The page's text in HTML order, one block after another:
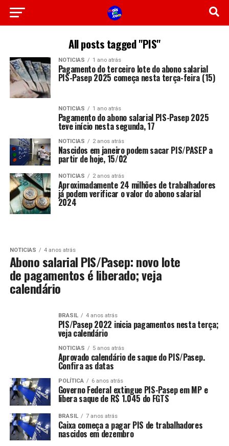
All posts tagged "PIS"
NOTICIAS 1 ano atrás
Pagamento do terceiro lote do abono salarial
PIS-Pasep 2025 começa nesta terça-feira (15)
NOTICIAS 1 ano atrás
Pagamento do abono salarial PIS-Pasep 2025
teve início nesta segunda, 17
NOTICIAS 2 anos atrás
Nascidos em janeiro podem sacar PIS/PASEP a
partir de hoje, 15/02
NOTICIAS 2 anos atrás
Aproximadamente 24 milhões de trabalhadores
já podem verificar o valor do abono salarial
2024
NOTICIAS 4 anos atrás
Abono salarial PIS/Pasep: novo lote
de pagamentos é liberado; veja
calendário
BRASIL 4 anos atrás
PIS/Pasep 2022 inicia pagamentos nesta terça;
veja calendário
NOTICIAS 5 anos atrás
Aprovado calendário de saque do PIS/Pasep.
Confira as datas
POLÍTICA 6 anos atrás
Governo Federal extingue PIS-Pasep em MP e
libera saque de R$ 1.045 do FGTS
BRASIL 7 anos atrás
Caixa começa a pagar PIS de trabalhadores
nascidos em dezembro